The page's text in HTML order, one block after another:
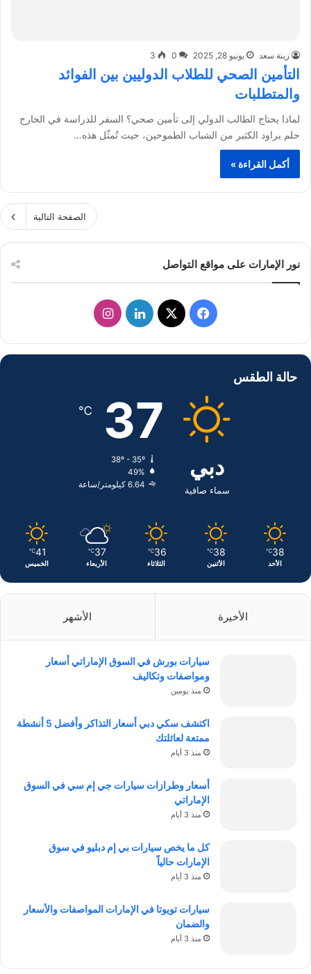
زينة سعد يونيو 28, 2025 0
3
التأمين الصحي للطلاب الدوليين بين الفوائد
والمتطلبات
لماذا يحتاج الطالب الدولي إلى تأمين صحي؟ السفر للدراسة في الخارج
حلم يراود الكثير من الشباب الطموحين، حيث تُمثّل هذه…
أكمل القراءة »
الصفحة التالية
نور الإمارات على مواقع التواصل
ي
و
X
ي
د
ن
ن
ا
حالة الطقس
دبي
سماء صافية
37
℃
38º - 35º
49%
6.64 كيلومتر/ساعة
38
℃
الأحد
38
℃
الأثنين
36
℃
الثلاثاء
37
℃
الأربعاء
41
℃
الخميس
الأخيرة الأشهر
سيارات بورش في السوق الإماراتي أسعار
ومواصفات وتكاليف
منذ يومين
اكتشف سكي دبي أسعار التذاكر وأفضل 5 أنشطة
ممتعة لعائلتك
منذ 3 أيام
أسعار وطرازات سيارات جي إم سي في السوق
الإماراتي
منذ 3 أيام
كل ما يخص سيارات بي إم دبليو في سوق
الإمارات حالياً
منذ 3 أيام
سيارات تويوتا في الإمارات المواصفات والأسعار
والضمان
منذ 3 أيام